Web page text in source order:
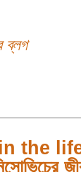
ব্লগ
the